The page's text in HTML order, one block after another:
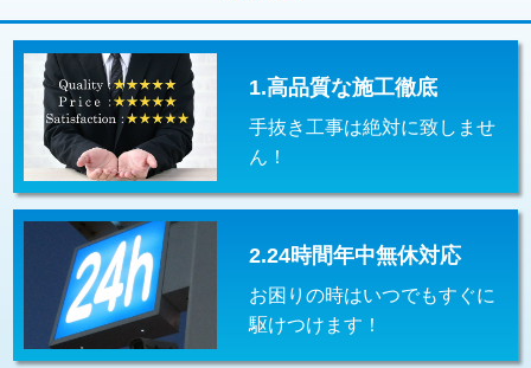
止水・漏水調査・防水処理・清掃・修
理・調整・分解・加工など（重作業）
33,000円
その他部品の脱着 8,800円～
交換・取付（タンク） 22,000円+材料費
交換・取付(単水栓（壁付・デッキ
式）)
13,200円+材料費
交換・取付(混合水栓（壁付・デッキ
式・ワンホール）)
16,500円+材料費
交換・取付(排水栓・排水トラップ
（P/S/ポップアップ））
22,000円+材料費
1.高品質な施工徹底
手抜き工事は絶対に致しませ
ん！
2.24時間年中無休対応
お困りの時はいつでもすぐに
駆けつけます！